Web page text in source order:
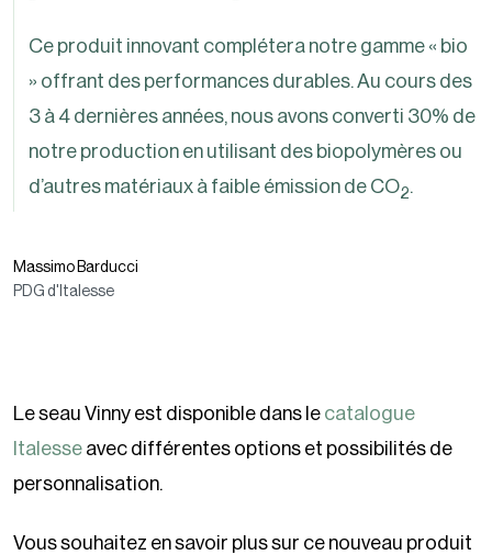
Ce produit innovant complétera notre gamme « bio
» offrant des performances durables. Au cours des
3 à 4 dernières années, nous avons converti 30% de
notre production en utilisant des biopolymères ou
d’autres matériaux à faible émission de CO2.
Massimo Barducci
PDG d'Italesse
Le seau Vinny est disponible dans le catalogue
Italesse avec différentes options et possibilités de
personnalisation.
Vous souhaitez en savoir plus sur ce nouveau produit